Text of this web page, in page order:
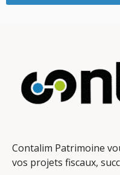
Contalim Patrimoine
vos projets fiscaux,